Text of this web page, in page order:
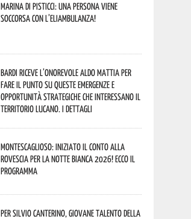
Marina di Pisticci: una persona viene
soccorsa con l’eliambulanza!
Bardi riceve l’onorevole Aldo Mattia per
fare il punto su queste emergenze e
opportunità strategiche che interessano il
territorio lucano. I dettagli
Montescaglioso: iniziato il conto alla
rovescia per la Notte Bianca 2026! Ecco il
programma
Per Silvio Canterino, giovane talento della